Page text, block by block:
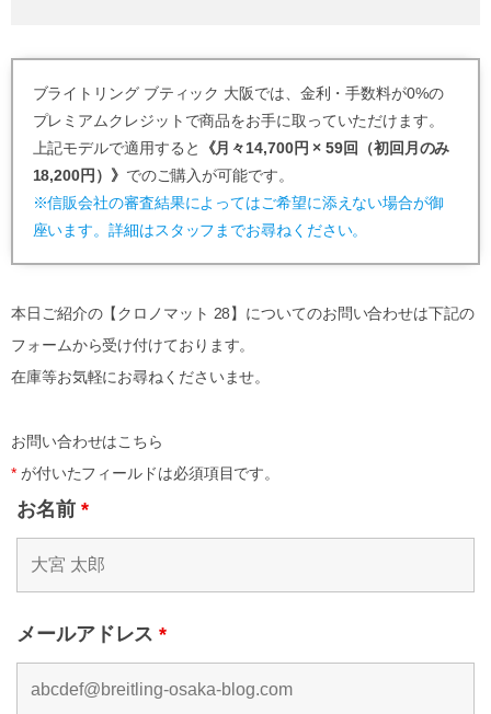
ブライトリング ブティック 大阪では、金利・手数料が0%の
プレミアムクレジットで商品をお手に取っていただけます。
上記モデルで適用すると
《月々14,700円 × 59回（初回月のみ
18,200円）》 でのご購入が可能です。
※信販会社の審査結果によってはご希望に添えない場合が御
座います。詳細はスタッフまでお尋ねください。
本日ご紹介の【クロノマット 28】についてのお問い合わせは下記の
フォームから受け付けております。
在庫等お気軽にお尋ねくださいませ。
お問い合わせはこちら
*が付いたフィールドは必須項目です。
お名前 *
メールアドレス*